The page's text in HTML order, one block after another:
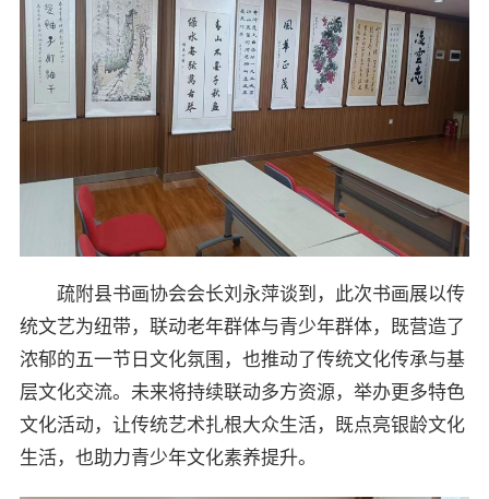
疏附县书画协会会长刘永萍谈到，此次书画展以传
统文艺为纽带，联动老年群体与青少年群体，既营造了
浓郁的五一节日文化氛围，也推动了传统文化传承与基
层文化交流。未来将持续联动多方资源，举办更多特色
文化活动，让传统艺术扎根大众生活，既点亮银龄文化
生活，也助力青少年文化素养提升。